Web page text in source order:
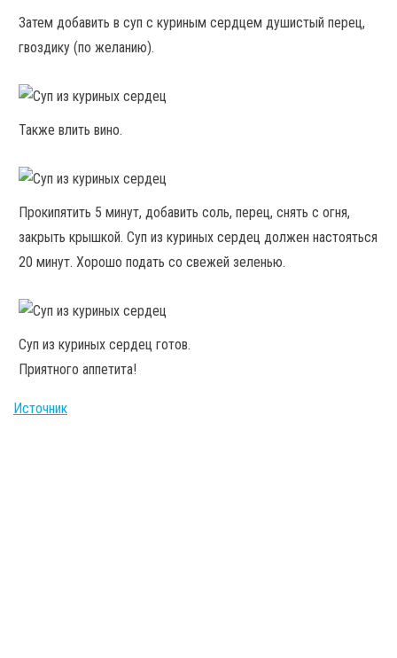
Затем добавить в суп с куриным сердцем душистый перец,
гвоздику (по желанию).
Также влить вино.
Прокипятить 5 минут, добавить соль, перец, снять с огня,
закрыть крышкой. Суп из куриных сердец должен настояться
20 минут. Хорошо подать со свежей зеленью.
Cуп из куриных сердец готов.
Приятного аппетита!
Источник